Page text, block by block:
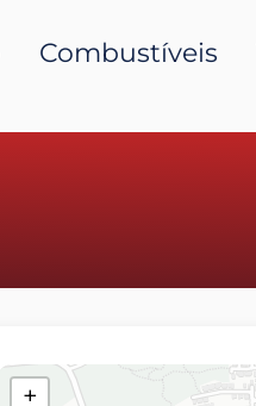
Combustíveis
+